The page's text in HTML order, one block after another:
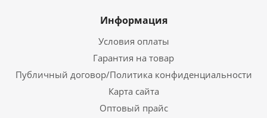
Информация
Условия оплаты
Гарантия на товар
Публичный договор/Политика конфиденциальности
Карта сайта
Оптовый прайс